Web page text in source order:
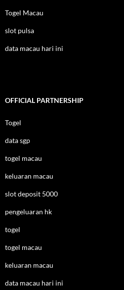
Togel Macau
slot pulsa
data macau hari ini
OFFICIAL PARTNERSHIP
Togel
data sgp
togel macau
keluaran macau
slot deposit 5000
pengeluaran hk
togel
togel macau
keluaran macau
data macau hari ini